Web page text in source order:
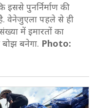
पुनर्निर्माण की
वेनेजुएला पहले से ही
में इमारतों का
बनेगा. Photo: